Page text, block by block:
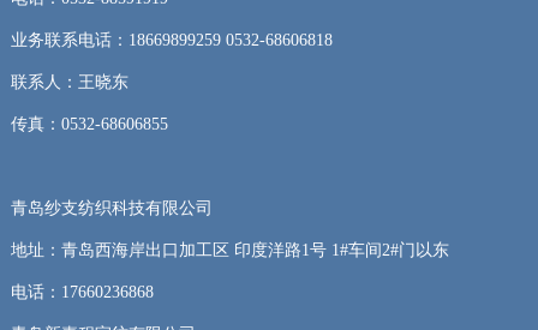
业务联系电话：18669899259 0532-68606818
联系人：王晓东
传真：0532-68606855
青岛纱支纺织科技有限公司
地址：青岛西海岸出口加工区 印度洋路1号 1#车间2#门以东
电话：17660236868